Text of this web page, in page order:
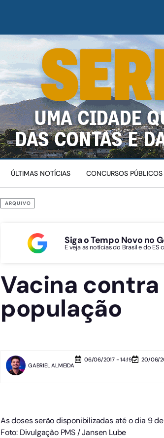
ÚLTIMAS NOTÍCIAS CONCURSOS PÚBLICOS
ARQUIVO
Siga o Tempo Novo no
E veja as notícias do Brasil e do ES
Vacina
população
GABRIEL ALMEIDA
06/06/2017 - 14:19 20/06/
As doses serão disponibilizadas até o dia 9
Foto: Divulgação PMS / Jansen Lube